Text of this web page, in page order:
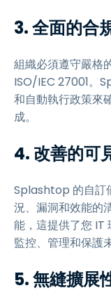
3. 全面的合
組織必須遵守嚴格
ISO/IEC 27001。
和自動執行政策來
成。
4. 改善的可
Splashtop 的自訂
況、漏洞和效能的
能，這提供了您
監控、管理和保護
5. 無縫擴展